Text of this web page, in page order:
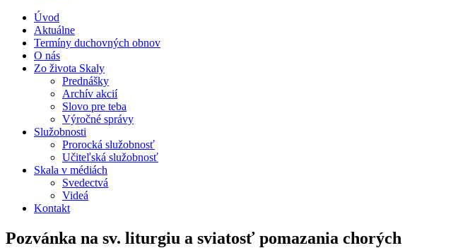
Úvod
Aktuálne
Termíny duchovných obnov
O nás
Zo života Skaly
Prednášky
Archív akcií
Slovo pre teba
Výročné správy
Služobnosti
Prorocká služobnosť
Učiteľská služobnosť
Skala v médiách
Svedectvá
Videá
Kontakt
Pozvánka na sv. liturgiu a sviatosť pomazania chorých